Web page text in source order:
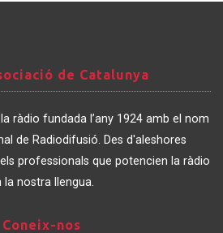
de Catalunya
ràdio fundada l’any 1924 amb el nom
de Radiodifusió. Des d'aleshores
professionals que potencien la ràdio
la nostra llengua.
Coneix-nos